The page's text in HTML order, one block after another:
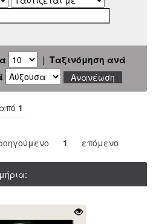
| Ταξινόμηση ανά
από 1
1 επόμενο